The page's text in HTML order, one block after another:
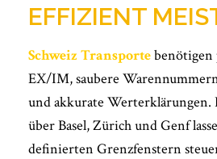
FFIZIENT
Schweiz Transportebenötigen
EX/IM, saubere
und akkurate Werterklärungen.
über Basel, Zürich und Genf
definierten Grenzfenstern